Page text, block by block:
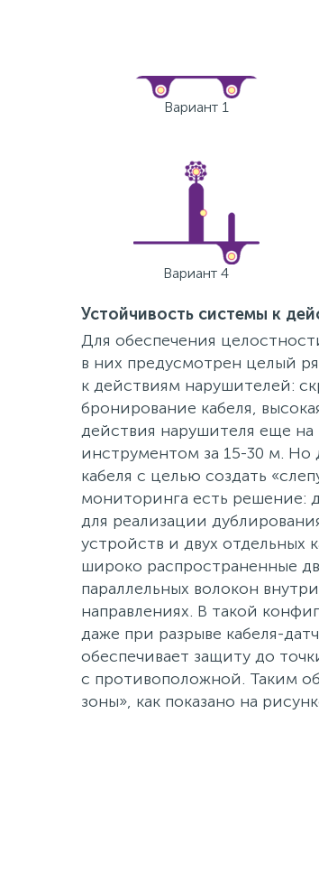
Вариант 1
Вариант 4
Устойчивость системы к
Для обеспечения
в них предусмотрен целый
к действиям нарушителей:
бронирование кабеля,
действия нарушителя еще
инструментом за 15-30 м. Но
кабеля с целью создать
мониторинга есть решение:
для реализации
устройств и двух отдельных
широко распространенные
параллельных волокон
направлениях. В такой
даже при разрыве кабеля-
обеспечивает защиту до
с противоположной. Таким
зоны», как показано на